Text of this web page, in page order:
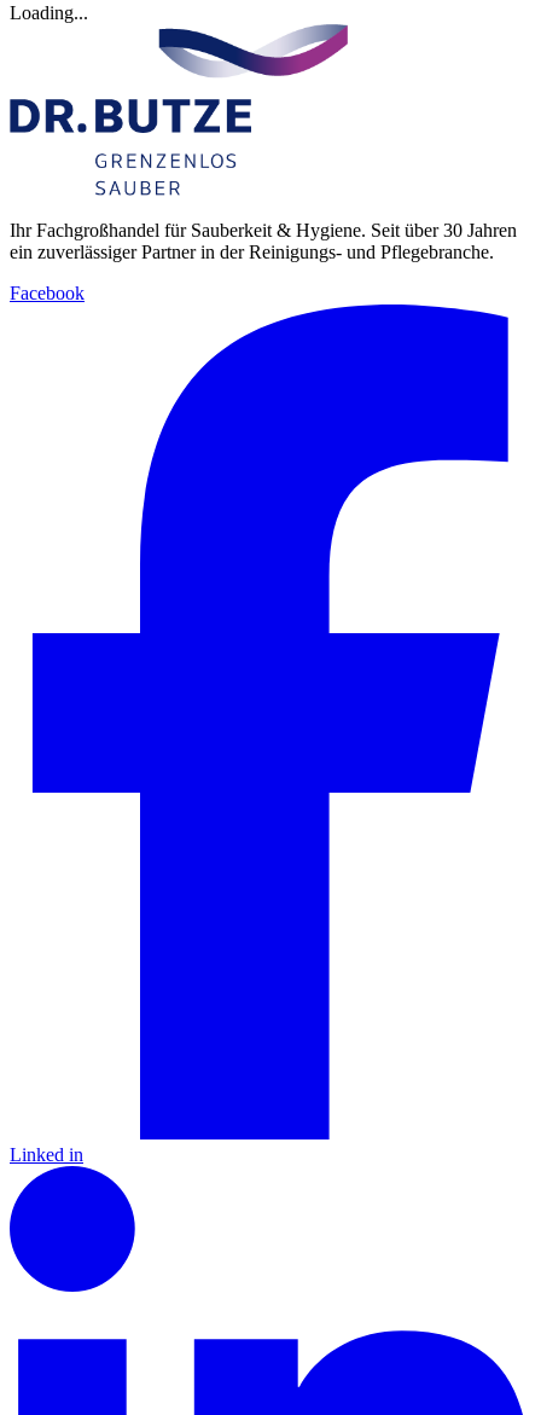
Loading...
Ihr Fachgroßhandel für Sauberkeit & Hygiene. Seit über 30 Jahren
ein zuverlässiger Partner in der Reinigungs- und Pflegebranche.
Facebook
Linked in